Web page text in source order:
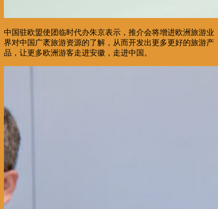
中国驻欧盟使团临时代办朱京表示，推介会将增进欧洲旅游业
界对中国广袤旅游资源的了解，从而开发出更多更好的旅游产
品，让更多欧洲游客走进安徽，走进中国。